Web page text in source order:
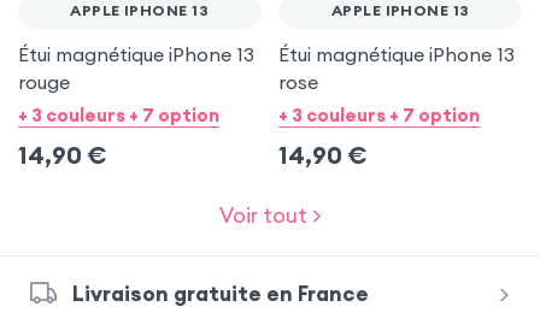
APPLE IPHONE 13
Étui magnétique iPhone 13
rouge
+ 3 couleurs + 7 option
14,90 €
APPLE IPHONE 13
Étui magnétique iPhone 13
rose
+ 3 couleurs + 7 option
14,90 €
Voir tout >
Livraison gratuite en France